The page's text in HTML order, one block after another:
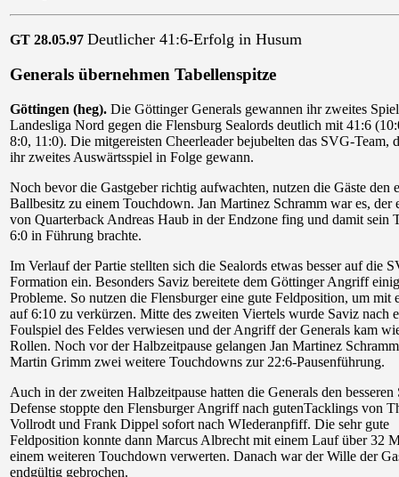
GT 28.05.97 Deutlicher 41:6-Erfolg in Husum
Generals übernehmen Tabellenspitze
Göttingen (heg). Die Göttinger Generals gewannen ihr zweites
Landesliga Nord gegen die Flensburg Sealords deutlich mit 41:6
8:0, 11:0). Die mitgereisten Cheerleader bejubelten das SVG-Team,
ihr zweites Auswärtsspiel in Folge gewann.
Noch bevor die Gastgeber richtig aufwachten, nutzen die Gäste den
Ballbesitz zu einem Touchdown. Jan Martinez Schramm war es, der
von Quarterback Andreas Haub in der Endzone fing und damit sein
6:0 in Führung brachte.
Im Verlauf der Partie stellten sich die Sealords etwas besser auf die
Formation ein. Besonders Saviz bereitete dem Göttinger Angriff
Probleme. So nutzen die Flensburger eine gute Feldposition, um mit
auf 6:10 zu verkürzen. Mitte des zweiten Viertels wurde Saviz nach
Foulspiel des Feldes verwiesen und der Angriff der Generals kam
Rollen. Noch vor der Halbzeitpause gelangen Jan Martinez
Martin Grimm zwei weitere Touchdowns zur 22:6-Pausenführung.
Auch in der zweiten Halbzeitpause hatten die Generals den besseren
Defense stoppte den Flensburger Angriff nach gutenTacklings von
Vollrodt und Frank Dippel sofort nach WIederanpfiff. Die sehr gute
Feldposition konnte dann Marcus Albrecht mit einem Lauf über 32
einem weiteren Touchdown verwerten. Danach war der Wille der
endgültig gebrochen.